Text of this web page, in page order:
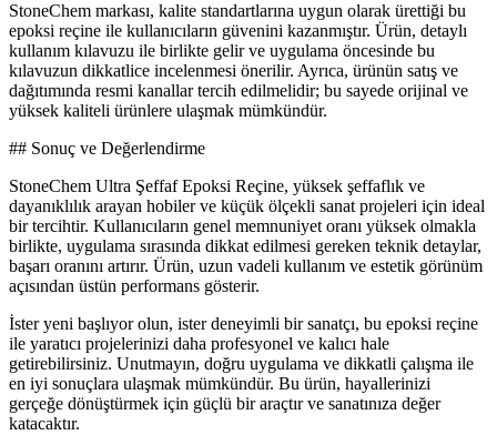
StoneChem markası, kalite standartlarına uygun olarak ürettiği bu
epoksi reçine ile kullanıcıların güvenini kazanmıştır. Ürün, detaylı
kullanım kılavuzu ile birlikte gelir ve uygulama öncesinde bu
kılavuzun dikkatlice incelenmesi önerilir. Ayrıca, ürünün satış ve
dağıtımında resmi kanallar tercih edilmelidir; bu sayede orijinal ve
yüksek kaliteli ürünlere ulaşmak mümkündür.
## Sonuç ve Değerlendirme
StoneChem Ultra Şeffaf Epoksi Reçine, yüksek şeffaflık ve
dayanıklılık arayan hobiler ve küçük ölçekli sanat projeleri için ideal
bir tercihtir. Kullanıcıların genel memnuniyet oranı yüksek olmakla
birlikte, uygulama sırasında dikkat edilmesi gereken teknik detaylar,
başarı oranını artırır. Ürün, uzun vadeli kullanım ve estetik görünüm
açısından üstün performans gösterir.
İster yeni başlıyor olun, ister deneyimli bir sanatçı, bu epoksi reçine
ile yaratıcı projelerinizi daha profesyonel ve kalıcı hale
getirebilirsiniz. Unutmayın, doğru uygulama ve dikkatli çalışma ile
en iyi sonuçlara ulaşmak mümkündür. Bu ürün, hayallerinizi
gerçeğe dönüştürmek için güçlü bir araçtır ve sanatınıza değer
katacaktır.